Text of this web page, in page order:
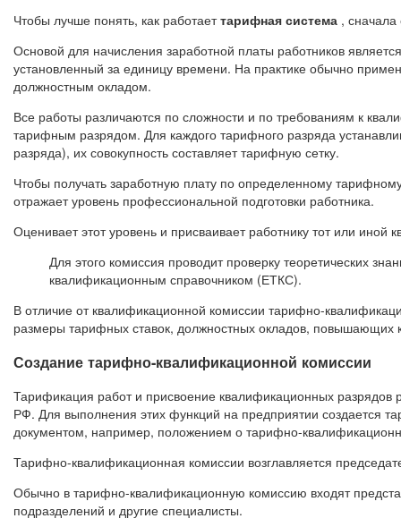
Чтобы лучше понять, как работаеттарифная система ,
Основой для начисления заработной платы работников
установленный за единицу времени. На практике обычно
должностным окладом.
Все работы различаются по сложности и по требованиям к
тарифным разрядом. Для каждого тарифного разряда
разряда), их совокупность составляет тарифную сетку.
Чтобы получать заработную плату по определенному
отражает уровень профессиональной подготовки работника.
Оценивает этот уровень и присваивает работнику тот или
Для этого комиссия проводит проверку теоретических
квалификационным справочником (ЕТКС).
В отличие от квалификационной комиссии тарифно-
размеры тарифных ставок, должностных окладов, повышающих
Создание тарифно-квалификационной комиссии
Тарификация работ и присвоение квалификационных
РФ. Для выполнения этих функций на предприятии создается
документом, например, положением о тарифно-
Тарифно-квалификационная комиссии возглавляется
Обычно в тарифно-квалификационную комиссию входят
подразделений и другие специалисты.